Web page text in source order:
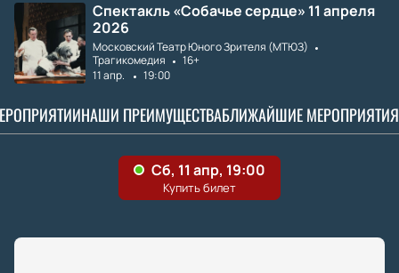
Спектакль «Собачье сердце» 11 апреля
2026
Московский Театр Юного Зрителя (МТЮЗ)
Трагикомедия
16+
11 апр.
19:00
НАШИ ПРЕИМУЩЕСТВАБЛИЖАЙШИЕ МЕРОПРИЯТИЯ